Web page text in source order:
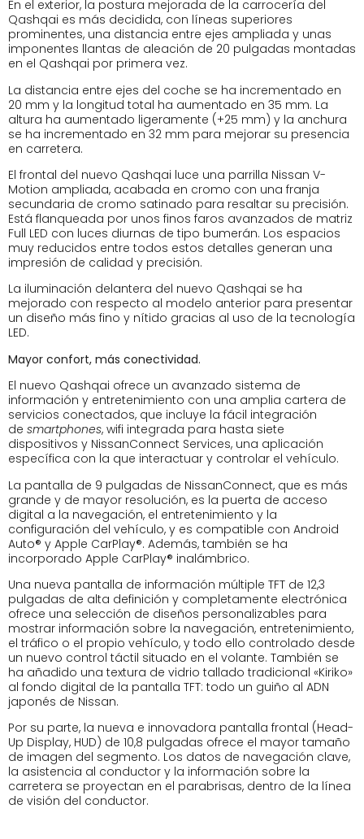
En el exterior, la postura mejorada de la carrocería del
Qashqai es más decidida, con líneas superiores
prominentes, una distancia entre ejes ampliada y unas
imponentes llantas de aleación de 20 pulgadas montadas
en el Qashqai por primera vez.
La distancia entre ejes del coche se ha incrementado en
20 mm y la longitud total ha aumentado en 35 mm. La
altura ha aumentado ligeramente (+25 mm) y la anchura
se ha incrementado en 32 mm para mejorar su presencia
en carretera.
El frontal del nuevo Qashqai luce una parrilla Nissan V-
Motion ampliada, acabada en cromo con una franja
secundaria de cromo satinado para resaltar su precisión.
Está flanqueada por unos finos faros avanzados de matriz
Full LED con luces diurnas de tipo bumerán. Los espacios
muy reducidos entre todos estos detalles generan una
impresión de calidad y precisión.
La iluminación delantera del nuevo Qashqai se ha
mejorado con respecto al modelo anterior para presentar
un diseño más fino y nítido gracias al uso de la tecnología
LED.
Mayor confort, más conectividad.
El nuevo Qashqai ofrece un avanzado sistema de
información y entretenimiento con una amplia cartera de
servicios conectados, que incluye la fácil integración
de smartphones, wifi integrada para hasta siete
dispositivos y NissanConnect Services, una aplicación
específica con la que interactuar y controlar el vehículo.
La pantalla de 9 pulgadas de NissanConnect, que es más
grande y de mayor resolución, es la puerta de acceso
digital a la navegación, el entretenimiento y la
configuración del vehículo, y es compatible con Android
Auto® y Apple CarPlay®. Además, también se ha
incorporado Apple CarPlay® inalámbrico.
Una nueva pantalla de información múltiple TFT de 12,3
pulgadas de alta definición y completamente electrónica
ofrece una selección de diseños personalizables para
mostrar información sobre la navegación, entretenimiento,
el tráfico o el propio vehículo, y todo ello controlado desde
un nuevo control táctil situado en el volante. También se
ha añadido una textura de vidrio tallado tradicional «Kiriko»
al fondo digital de la pantalla TFT: todo un guiño al ADN
japonés de Nissan.
Por su parte, la nueva e innovadora pantalla frontal (Head-
Up Display, HUD) de 10,8 pulgadas ofrece el mayor tamaño
de imagen del segmento. Los datos de navegación clave,
la asistencia al conductor y la información sobre la
carretera se proyectan en el parabrisas, dentro de la línea
de visión del conductor.